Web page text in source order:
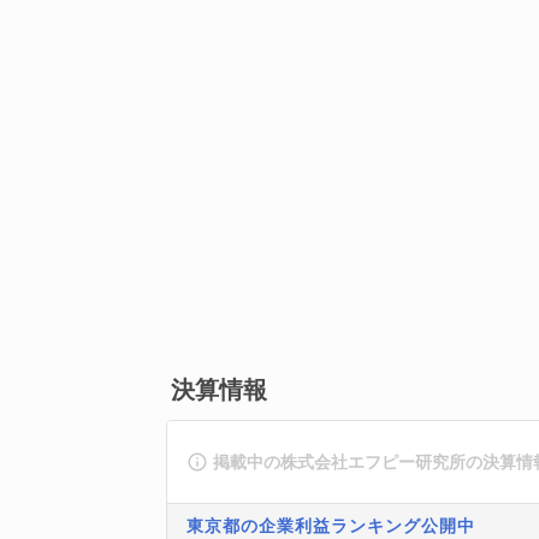
決算情報
掲載中の株式会社エフピー研究所の決算情
東京都の企業利益ランキング公開中